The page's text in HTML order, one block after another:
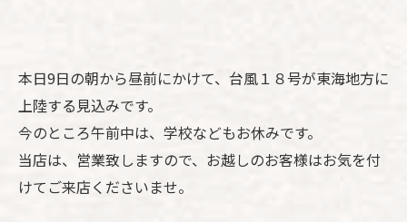
本日9日の朝から昼前にかけて、台風１８号が東海地方に
上陸する見込みです。
今のところ午前中は、学校などもお休みです。
当店は、営業致しますので、お越しのお客様はお気を付
けてご来店くださいませ。